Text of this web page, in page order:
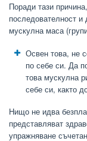
Поради тази
последователност
мускулна маса
Освен това, не
по себе си. Да
това мускулна
себе си, както
Нищо не идва
представляват
упражняване